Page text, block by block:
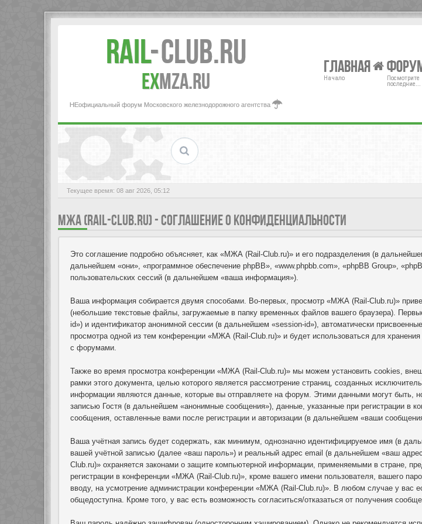
Rail-Club.RU
exMZA.RU
НЕофициальный форум Московского железнодорожного агентства
Главная
Начало Посмотрите
последние...
Текущее время: 08 авг 2026, 05:12
МЖА (RAIL-CLUB.RU) - СОГЛАШЕНИЕ О КОНФИДЕНЦИАЛЬНОСТИ
Это соглашение подробно объясняет, как «МЖА (Rail-Club.ru)» и его подразделения (в
дальнейшем «они», «программное обеспечение phpBB», «www.phpbb.com», «phpBB Group»,
пользовательских сессий (в дальнейшем «ваша информация»).
Ваша информация собирается двумя способами. Во-первых, просмотр «МЖА (Rail-Club.ru)»
(небольшие текстовые файлы, загружаемые в папку временных файлов вашего браузера).
id») и идентификатор анонимной сессии (в дальнейшем «session-id»), автоматически
просмотра одной из тем конференции «МЖА (Rail-Club.ru)» и будет использоваться для
с форумами.
Также во время просмотра конференции «МЖА (Rail-Club.ru)» мы можем установить cookies,
рамки этого документа, целью которого является рассмотрение страниц, созданных
информации являются данные, которые вы отправляете на форум. Этими данными могут
записью Гостя (в дальнейшем «анонимные сообщения»), данные, указанные при регистрации
сообщения, оставленные вами после регистрации и авторизации (в дальнейшем «ваши
Ваша учётная запись будет содержать, как минимум, однозначно идентифицируемое имя (в
вашей учётной записью (далее «ваш пароль») и реальный адрес email (в дальнейшем «ваш
Club.ru)» охраняется законами о защите компьютерной информации, применяемыми в стране,
регистрации в конференции «МЖА (Rail-Club.ru)», кроме вашего имени пользователя, вашего
вводу, на усмотрение администрации конференции «МЖА (Rail-Club.ru)». В любом случае у вас
общедоступна. Кроме того, у вас есть возможность согласиться/отказаться от получения